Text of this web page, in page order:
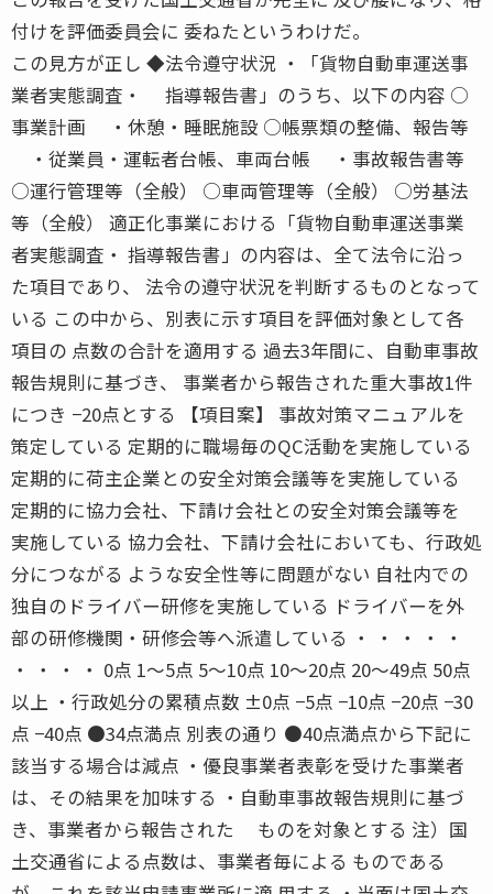
付けを評価委員会に 委ねたというわけだ。
この見方が正し ◆法令遵守状況 ・「貨物自動車運送事
業者実態調査・ 指導報告書」のうち、以下の内容 ○
事業計画 ・休憩・睡眠施設 ○帳票類の整備、報告等
・従業員・運転者台帳、車両台帳 ・事故報告書等
○運行管理等（全般） ○車両管理等（全般） ○労基法
等（全般） 適正化事業における「貨物自動車運送事業
者実態調査・ 指導報告書」の内容は、全て法令に沿っ
た項目であり、 法令の遵守状況を判断するものとなって
いる この中から、別表に示す項目を評価対象として各
項目の 点数の合計を適用する 過去3年間に、自動車事故
報告規則に基づき、 事業者から報告された重大事故1件
につき −20点とする 【項目案】 事故対策マニュアルを
策定している 定期的に職場毎のQC活動を実施している
定期的に荷主企業との安全対策会議等を実施している
定期的に協力会社、下請け会社との安全対策会議等を
実施している 協力会社、下請け会社においても、行政処
分につながる ような安全性等に問題がない 自社内での
独自のドライバー研修を実施している ドライバーを外
部の研修機関・研修会等へ派遣している ・ ・ ・ ・ ・
・ ・ ・ ・ 0点 1〜5点 5〜10点 10〜20点 20〜49点 50点
以上 ・行政処分の累積点数 ±0点 −5点 −10点 −20点 −30
点 −40点 ●34点満点 別表の通り ●40点満点から下記に
該当する場合は減点 ・優良事業者表彰を受けた事業者
は、その結果を加味する ・自動車事故報告規則に基づ
き、事業者から報告された ものを対象とする 注）国
土交通省による点数は、事業者毎による ものである